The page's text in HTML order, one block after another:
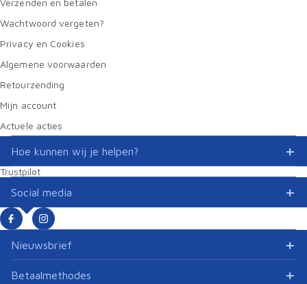
Verzenden en betalen
Wachtwoord vergeten?
Privacy en Cookies
Algemene voorwaarden
Retourzending
Mijn account
Actuele acties
Hoe kunnen wij je helpen?
Trustpilot
Social media
Nieuwsbrief
Betaalmethodes